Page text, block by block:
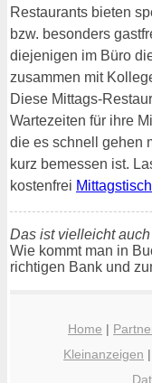
Restaurants bieten
bzw. besonders
diejenigen im Büro
zusammen mit
Diese Mittags-
Wartezeiten für ihre
die es schnell gehen
kurz bemessen ist.
kostenfrei
Das ist vielleicht
Wie kommt man in
richtigen Bank und
Home |
Kleinanzeigen |